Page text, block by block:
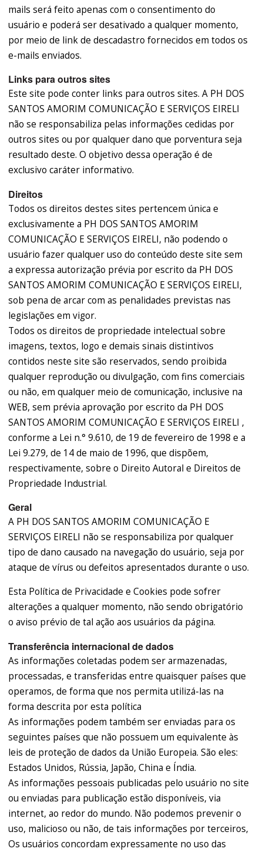
mails será feito apenas com o consentimento do
usuário e poderá ser desativado a qualquer momento,
por meio de link de descadastro fornecidos em todos os
e-mails enviados.
Links para outros sites
Este site pode conter links para outros sites. A PH DOS
SANTOS AMORIM COMUNICAÇÃO E SERVIÇOS EIRELI
não se responsabiliza pelas informações cedidas por
outros sites ou por qualquer dano que porventura seja
resultado deste. O objetivo dessa operação é de
exclusivo caráter informativo.
Direitos
Todos os direitos destes sites pertencem única e
exclusivamente a PH DOS SANTOS AMORIM
COMUNICAÇÃO E SERVIÇOS EIRELI, não podendo o
usuário fazer qualquer uso do conteúdo deste site sem
a expressa autorização prévia por escrito da PH DOS
SANTOS AMORIM COMUNICAÇÃO E SERVIÇOS EIRELI,
sob pena de arcar com as penalidades previstas nas
legislações em vigor.
Todos os direitos de propriedade intelectual sobre
imagens, textos, logo e demais sinais distintivos
contidos neste site são reservados, sendo proibida
qualquer reprodução ou divulgação, com fins comerciais
ou não, em qualquer meio de comunicação, inclusive na
WEB, sem prévia aprovação por escrito da PH DOS
SANTOS AMORIM COMUNICAÇÃO E SERVIÇOS EIRELI ,
conforme a Lei n.° 9.610, de 19 de fevereiro de 1998 e a
Lei 9.279, de 14 de maio de 1996, que dispõem,
respectivamente, sobre o Direito Autoral e Direitos de
Propriedade Industrial.
Geral
A PH DOS SANTOS AMORIM COMUNICAÇÃO E
SERVIÇOS EIRELI não se responsabiliza por qualquer
tipo de dano causado na navegação do usuário, seja por
ataque de vírus ou defeitos apresentados durante o uso.
Esta Política de Privacidade e Cookies pode sofrer
alterações a qualquer momento, não sendo obrigatório
o aviso prévio de tal ação aos usuários da página.
Transferência internacional de dados
As informações coletadas podem ser armazenadas,
processadas, e transferidas entre quaisquer países que
operamos, de forma que nos permita utilizá-las na
forma descrita por esta política
As informações podem também ser enviadas para os
seguintes países que não possuem um equivalente às
leis de proteção de dados da União Europeia. São eles:
Estados Unidos, Rússia, Japão, China e Índia.
As informações pessoais publicadas pelo usuário no site
ou enviadas para publicação estão disponíveis, via
internet, ao redor do mundo. Não podemos prevenir o
uso, malicioso ou não, de tais informações por terceiros,
Os usuários concordam expressamente no uso das